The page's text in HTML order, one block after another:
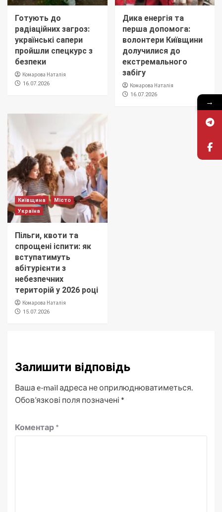
Готують до
радіаційних загроз:
українські сапери
пройшли спецкурс з
безпеки
Комарова Наталія
16.07.2026
Дика енергія та
перша допомога:
волонтери Київщини
долучилися до
екстремального
забігу
Комарова Наталія
16.07.2026
Київщина
Місто
Україна
Пільги, квоти та
спрощені іспити: як
вступатимуть
абітурієнти з
небезпечних
територій у 2026 році
Комарова Наталія
15.07.2026
Залишити відповідь
Ваша e-mail адреса не оприлюднюватиметься.
Обов’язкові поля позначені *
Коментар *
→